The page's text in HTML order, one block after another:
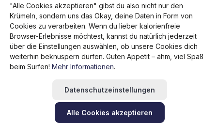
Alle Preise inkl. gesetzl. Mehrwertsteuer zzgl.
angegeben.
Rücksendung veranlassenHilfe / KontaktFAQRMA beantragen
Newsletter abonnieren
"Alle Cookies akzeptieren" gibst du also nicht nur den
Krümeln, sondern uns das Okay, deine Daten in Form von
Cookies zu verarbeiten. Wenn du lieber kalorienfreie
Browser-Erlebnisse möchtest, kannst du natürlich jederzeit
über die Einstellungen auswählen, ob unsere Cookies dich
weiterhin beknuspern dürfen. Guten Appetit – ähm, viel Spaß
beim Surfen! Mehr Informationen.
Datenschutzeinstellungen
Alle Cookies akzeptieren